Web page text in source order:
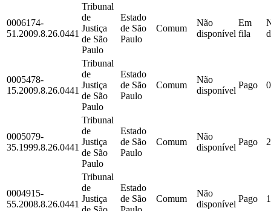
0006174-
51.2009.8.26.0441
Tribunal
de
Justiça
de São
Paulo
Estado
de São
Paulo
Comum
Não
disponível
Em
fila
0005478-
15.2009.8.26.0441
Tribunal
de
Justiça
de São
Paulo
Estado
de São
Paulo
Comum
Não
disponível
Pago
0005079-
35.1999.8.26.0441
Tribunal
de
Justiça
de São
Paulo
Estado
de São
Paulo
Comum
Não
disponível
Pago
0004915-
55.2008.8.26.0441
Tribunal
de
Justiça
Estado
de São
Comum
Não
disponível
Pago